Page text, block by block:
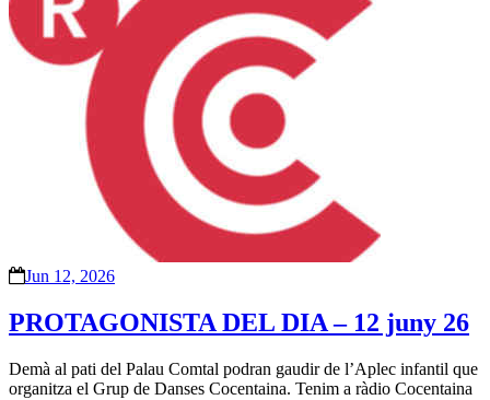
Jun 12, 2026
PROTAGONISTA DEL DIA – 12 juny 26
Demà al pati del Palau Comtal podran gaudir de l’Aplec infantil que
organitza el Grup de Danses Cocentaina. Tenim a ràdio Cocentaina